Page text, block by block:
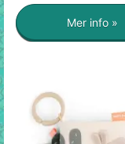
Mer info »